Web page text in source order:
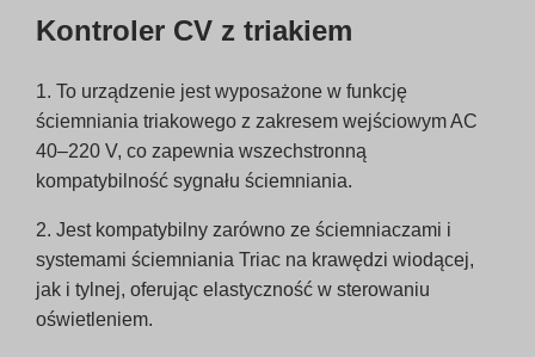
Kontroler CV z triakiem
1. To urządzenie jest wyposażone w funkcję
ściemniania triakowego z zakresem wejściowym AC
40–220 V, co zapewnia wszechstronną
kompatybilność sygnału ściemniania.
2. Jest kompatybilny zarówno ze ściemniaczami i
systemami ściemniania Triac na krawędzi wiodącej,
jak i tylnej, oferując elastyczność w sterowaniu
oświetleniem.